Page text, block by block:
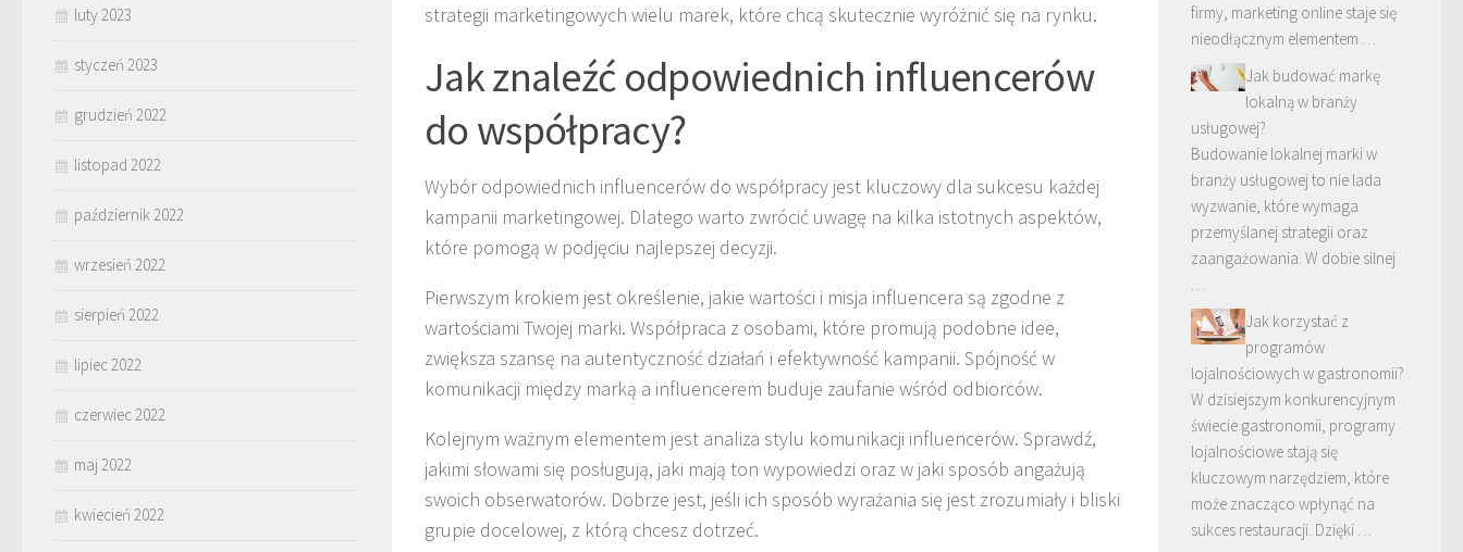
strategii marketingowych wielu marek, które chcą skutecznie wyróżnić się na rynku.
Jak znaleźć odpowiednich influencerów
do współpracy?
Wybór odpowiednich influencerów do współpracy jest kluczowy dla sukcesu każdej
kampanii marketingowej. Dlatego warto zwrócić uwagę na kilka istotnych aspektów,
które pomogą w podjęciu najlepszej decyzji.
Pierwszym krokiem jest określenie, jakie wartości i misja influencera są zgodne z
wartościami Twojej marki. Współpraca z osobami, które promują podobne idee,
zwiększa szansę na autentyczność działań i efektywność kampanii. Spójność w
komunikacji między marką a influencerem buduje zaufanie wśród odbiorców.
Kolejnym ważnym elementem jest analiza stylu komunikacji influencerów. Sprawdź,
jakimi słowami się posługują, jaki mają ton wypowiedzi oraz w jaki sposób angażują
swoich obserwatorów. Dobrze jest, jeśli ich sposób wyrażania się jest zrozumiały i bliski
grupie docelowej, z którą chcesz dotrzeć.
luty 2023
styczeń 2023
grudzień 2022
listopad 2022
październik 2022
wrzesień 2022
sierpień 2022
lipiec 2022
czerwiec 2022
maj 2022
kwiecień 2022
firmy, marketing online staje się
nieodłącznym elementem …
Jak budować markę
lokalną w branży
usługowej?
Budowanie lokalnej marki w
branży usługowej to nie lada
wyzwanie, które wymaga
przemyślanej strategii oraz
zaangażowania. W dobie silnej
…
Jak korzystać z
programów
lojalnościowych w gastronomii?
W dzisiejszym konkurencyjnym
świecie gastronomii, programy
lojalnościowe stają się
kluczowym narzędziem, które
może znacząco wpłynąć na
sukces restauracji. Dzięki …